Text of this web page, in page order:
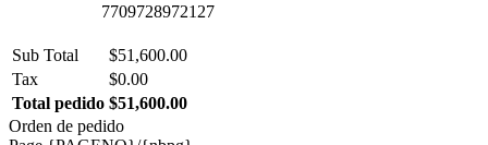
7709728972127
Sub Total
$51,600.00
Tax
$0.00
Total pedido $51,600.00
Orden de pedido